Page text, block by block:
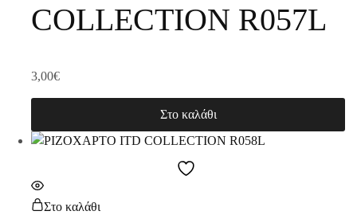
COLLECTION R057L
3,00€
Στο καλάθι
Στο καλάθι